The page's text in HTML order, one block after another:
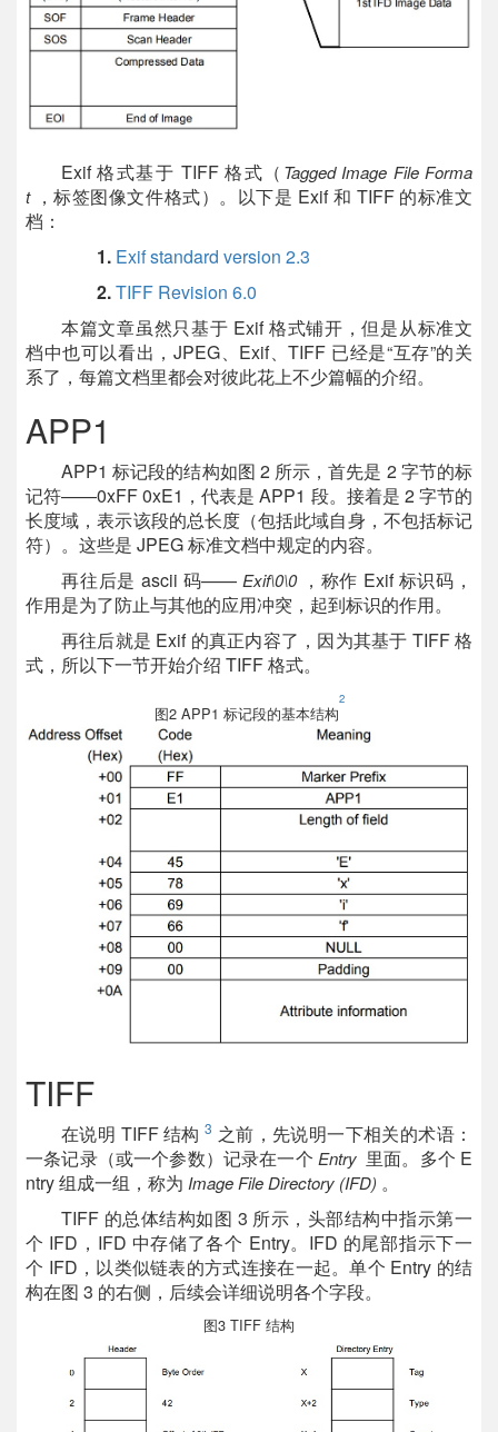
Exif 格式基于 TIFF 格式（ Tagged Image File Forma
t ，标签图像文件格式）。以下是 Exif 和 TIFF 的标准文
档：
1. Exif standard version 2.3
2.TIFF Revision 6.0
本篇文章虽然只基于 Exif 格式铺开，但是从标准文
档中也可以看出，JPEG、Exif、TIFF 已经是“互存”的关
系了，每篇文档里都会对彼此花上不少篇幅的介绍。
APP1
APP1 标记段的结构如图 2 所示，首先是 2 字节的标
记符——0xFF 0xE1，代表是 APP1 段。接着是 2 字节的
长度域，表示该段的总长度（包括此域自身，不包括标记
符）。这些是 JPEG 标准文档中规定的内容。
再往后是 ascii 码——Exif\0\0 ，称作 Exif 标识码，
作用是为了防止与其他的应用冲突，起到标识的作用。
再往后就是 Exif 的真正内容了，因为其基于 TIFF 格
式，所以下一节开始介绍 TIFF 格式。
图2 APP1 标记段的基本结构
2
TIFF
在说明 TIFF 结构3 之前，先说明一下相关的术语：
一条记录（或一个参数）记录在一个 Entry 里面。多个 E
ntry 组成一组，称为 Image File Directory (IFD) 。
TIFF 的总体结构如图 3 所示，头部结构中指示第一
个 IFD，IFD 中存储了各个 Entry。IFD 的尾部指示下一
个 IFD，以类似链表的方式连接在一起。单个 Entry 的结
构在图 3 的右侧，后续会详细说明各个字段。
图3 TIFF 结构